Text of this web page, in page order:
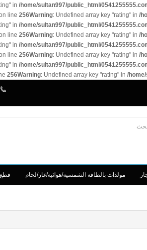
in /home/sultan997/public_html/
line 256Warning: Undefined array key "rating" in /
in /home/sultan997/public_html/
line 256Warning: Undefined array key "rating" in /
in /home/sultan997/public_html/
line 256Warning: Undefined array key "rating" in /
in /home/sultan997/public_html/
256Warning: Undefined array key "rating" in /
مولدات بالطاقة الشمسية/هوائية/غاز/لحام